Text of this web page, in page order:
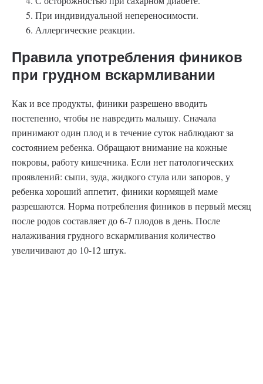
При индивидуальной непереносимости.
Аллергические реакции.
Правила употребления фиников
при грудном вскармливании
Как и все продукты, финики разрешено вводить
постепенно, чтобы не навредить малышу. Сначала
принимают один плод и в течение суток наблюдают за
состоянием ребенка. Обращают внимание на кожные
покровы, работу кишечника. Если нет патологических
проявлений: сыпи, зуда, жидкого стула или запоров, у
ребенка хороший аппетит, финики кормящей маме
разрешаются. Норма потребления фиников в первый месяц
после родов составляет до 6-7 плодов в день. После
налаживания грудного вскармливания количество
увеличивают до 10-12 штук.